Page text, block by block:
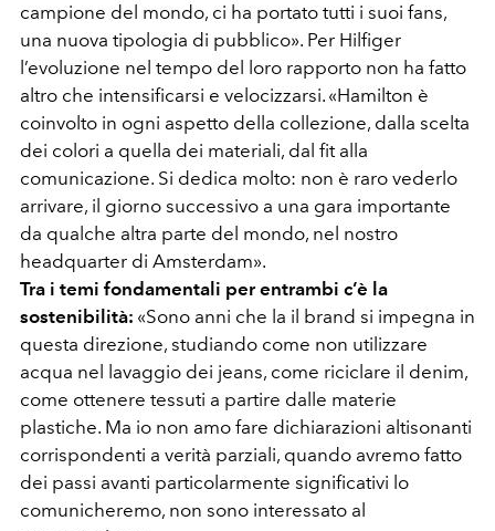
campione del mondo, ci ha portato tutti i suoi fans,
una nuova tipologia di pubblico». Per Hilfiger
l’evoluzione nel tempo del loro rapporto non ha fatto
altro che intensificarsi e velocizzarsi. «Hamilton è
coinvolto in ogni aspetto della collezione, dalla scelta
dei colori a quella dei materiali, dal fit alla
comunicazione. Si dedica molto: non è raro vederlo
arrivare, il giorno successivo a una gara importante
da qualche altra parte del mondo, nel nostro
headquarter di Amsterdam».
Tra i temi fondamentali per entrambi c’è la
sostenibilità: «Sono anni che la il brand si impegna in
questa direzione, studiando come non utilizzare
acqua nel lavaggio dei jeans, come riciclare il denim,
come ottenere tessuti a partire dalle materie
plastiche. Ma io non amo fare dichiarazioni altisonanti
corrispondenti a verità parziali, quando avremo fatto
dei passi avanti particolarmente significativi lo
comunicheremo, non sono interessato al